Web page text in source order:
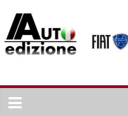
naar
inhoud
Auto
Edizione